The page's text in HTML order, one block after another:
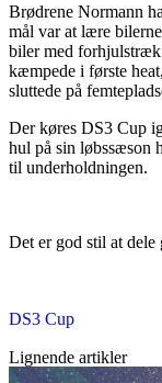
Brødrene Normann
mål var at lære
biler med
kæmpede i første
sluttede på
Der køres DS3 Cup
hul på sin løbssæson
til underholdningen.
Det er god stil at
DS3 Cup
Lignende artikler